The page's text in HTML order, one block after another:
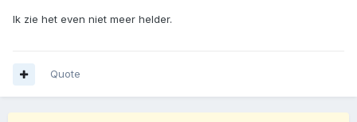
Ik zie het even niet meer helder.
Quote